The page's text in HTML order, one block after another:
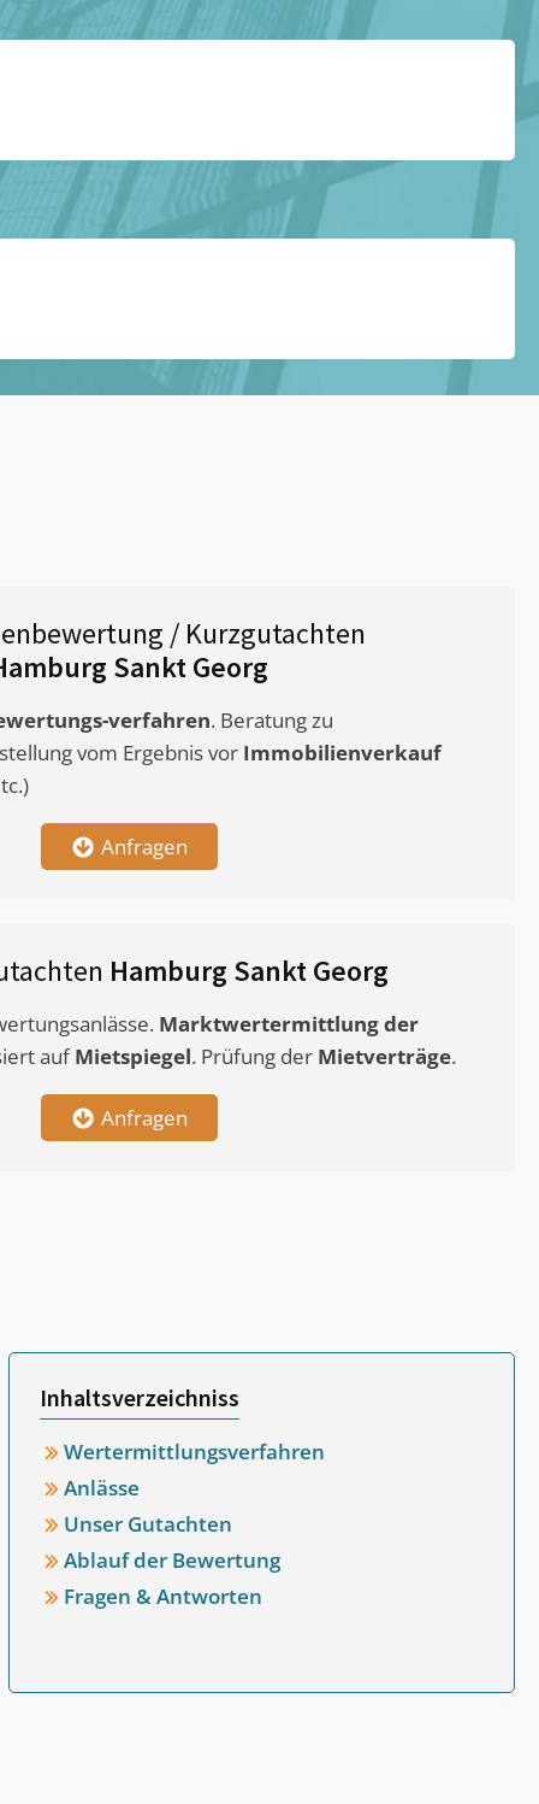
/ Kurzgutachten
Sankt Georg
verfahren. Beratung zu
vom Ergebnis vor Immobilienverkauf
Anfragen
Hamburg Sankt Georg
Marktwertermittlungder
aufMietspiegel. Prüfung der Mietverträge.
Anfragen
Inhaltsverzeichniss
Wertermittlungsverfahren
Anlässe
Unser Gutachten
Ablauf der Bewertung
Fragen & Antworten